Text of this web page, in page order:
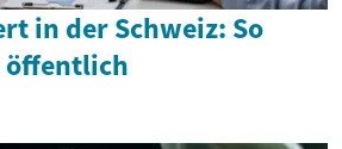
in der Schweiz: So
öffentlich